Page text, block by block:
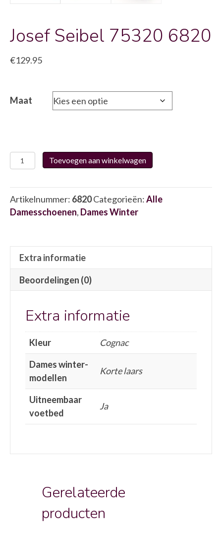
Josef Seibel 75320 6820
€129.95
Maat
Josef
Seibel
6820
aantal
Toevoegen aan winkelwagen
Artikelnummer: 6820Categorieën:Alle
Damesschoenen, Dames Winter
Extra informatie
Beoordelingen (0)
Extra informatie
Kleur
Cognac
Dames winter-
modellen
Korte laars
Uitneembaar
voetbed
Ja
Gerelateerde
producten